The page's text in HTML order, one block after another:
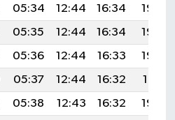
05:34 12:44 16:34
19:45
05:35 12:44 16:34
19:43
05:36 12:44 16:33
19:42
05:37 12:44 16:32
19:41
05:38 12:43 16:32
19:39